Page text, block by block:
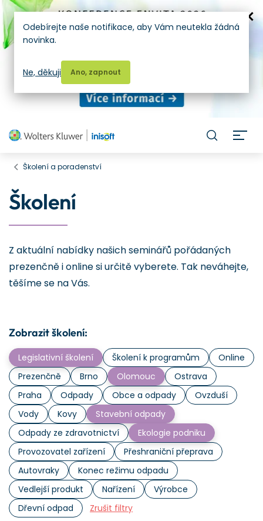
Školení a poradenství
Školení
Z aktuální nabídky našich seminářů pořádaných
prezenčně i online si určitě vyberete. Tak neváhejte,
těšíme se na Vás.
Zobrazit školení:
Legislativní školení Školení k programům
Online
Prezenčně
Brno Olomouc
Ostrava
Praha
Odpady Obce a odpady
Ovzduší
Vody
Kovy
Stavební odpady
Odpady ze zdravotnictví
Ekologie podniku
Provozovatel zařízení
Přeshraniční přeprava
Autovraky
Konec režimu odpadu
Vedlejší produkt
Nařízení
Výrobce
Dřevní odpad
Zrušit filtry
Odebírejte naše notifikace, aby Vám neutekla žádná
novinka.
Ano, zapnout
Ne, děkuji